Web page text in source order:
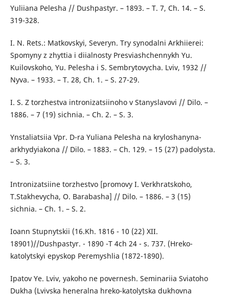
Yuliiana Pelesha // Dushpastyr. – 1893. – T. 7, Ch. 14. – S.
319-328.
I. N. Rets.: Matkovskyi, Severyn. Try synodalni Arkhiierei:
Spomyny z zhyttia i diialnosty Presviashchennykh Yu.
Kuilovskoho, Yu. Pelesha i S. Sembrytovycha. Lviv, 1932 //
Nyva. – 1933. – T. 28, Ch. 1. – S. 27-29.
I. S. Z torzhestva intronizatsiinoho v Stanyslavovi // Dilo. –
1886. – 7 (19) sichnia. – Ch. 2. – S. 3.
Ynstaliatsiia Vpr. D-ra Yuliana Pelesha na kryloshanyna-
arkhydyiakona // Dilo. – 1883. – Ch. 129. – 15 (27) padolysta.
– S. 3.
Intronizatsiine torzhestvo [promovy I. Verkhratskoho,
T.Stakhevycha, O. Barabasha] // Dilo. – 1886. – 3 (15)
sichnia. – Ch. 1. – S. 2.
Ioann Stupnytskii (16.Kh. 1816 - 10 (22) XII.
18901)//Dushpastyr. - 1890 -T 4ch 24 - s. 737. (Hreko-
katolytskyi epyskop Peremyshlia (1872-1890).
Ipatov Ye. Lviv, yakoho ne povernesh. Seminariia Sviatoho
Dukha (Lvivska heneralna hreko-katolytska dukhovna